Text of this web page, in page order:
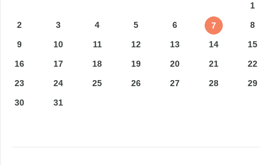
1
2
3 4 5 6 7
8
9
10 11 12 13 14
15
16
17 18 19 20 21
22
23
24 25 26 27 28
29
30
31